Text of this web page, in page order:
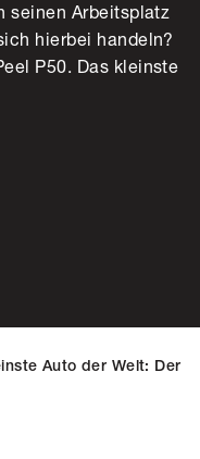
seinen Arbeitsplatz
hierbei handeln?
P50. Das kleinste
Auto der Welt: Der